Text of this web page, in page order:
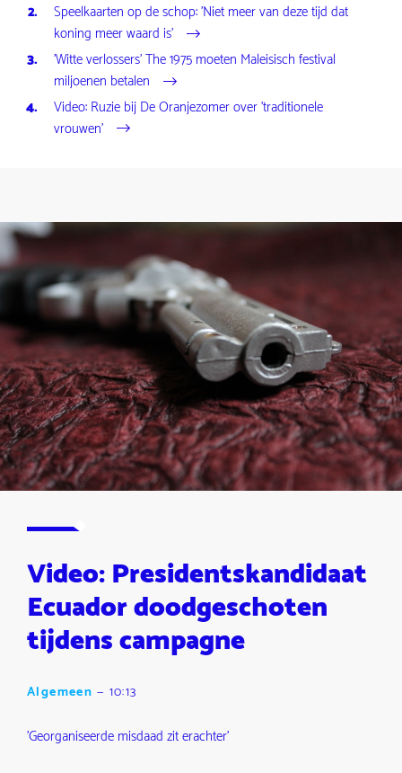
Speelkaarten op de schop: 'Niet meer van deze tijd dat
koning meer waard is'
'Witte verlossers' The 1975 moeten Maleisisch festival
miljoenen betalen
Video: Ruzie bij De Oranjezomer over 'traditionele
vrouwen'
Video: Presidentskandidaat
Ecuador doodgeschoten
tijdens campagne
Algemeen — 10:13
'Georganiseerde misdaad zit erachter'